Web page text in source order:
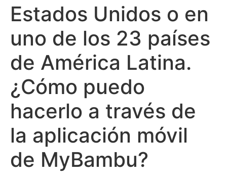
Estados Unidos o en
uno de los 23 países
de América Latina.
¿Cómo puedo
hacerlo a través de
la aplicación móvil
de MyBambu?